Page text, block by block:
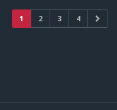
1 2 3 4